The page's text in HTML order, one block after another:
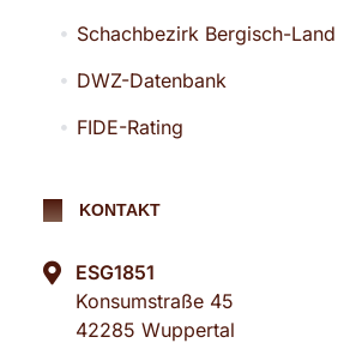
Schachbezirk Bergisch-Land
DWZ-Datenbank
FIDE-Rating
KONTAKT
ESG1851
Konsumstraße 45
42285 Wuppertal